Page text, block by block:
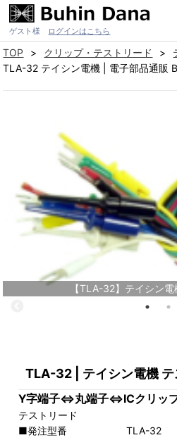
ゲスト様 ログインはこちら
TOP クリップ・テストリード
TLA-32 テイシン電機 | 電子部品通販
【TLA-32】テイシン
TLA-32 | テイシン電機 テ
Y字端子⇔丸端子⇔ICクリップ
テストリード
■発注型番 TLA-32